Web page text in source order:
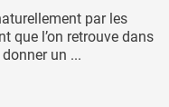
par les
que l’on retrouve dans
un ...